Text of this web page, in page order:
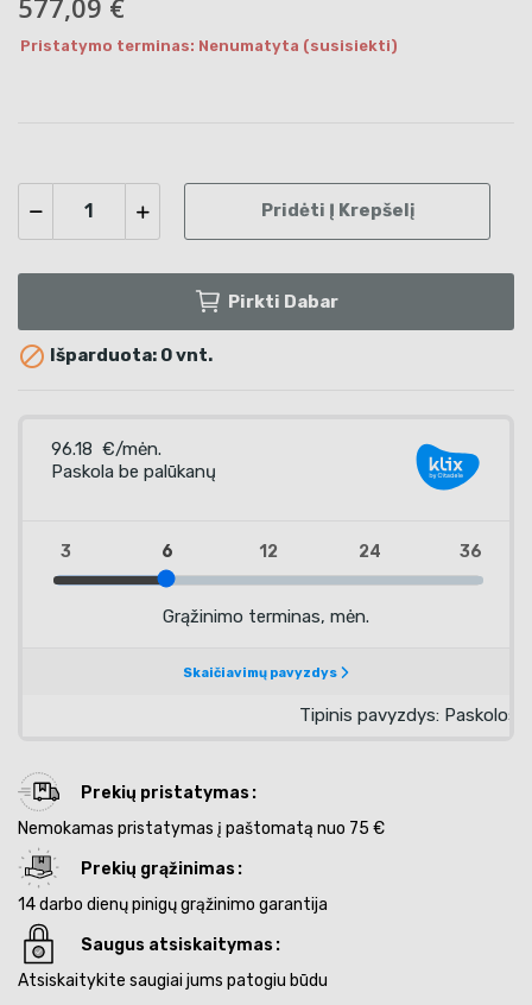
Pristatymo terminas: Nenumatyta (susisiekti)
Pridėti Į Krepšelį
Pirkti Dabar
 Išparduota: 0 vnt.
Prekių pristatymas
Nemokamas pristatymas į paštomatą nuo 75 €
Prekių grąžinimas
14 darbo dienų pinigų grąžinimo garantija
Saugus atsiskaitymas
Atsiskaitykite saugiai jums patogiu būdu